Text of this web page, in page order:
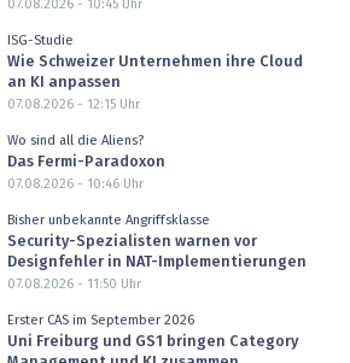
07.08.2026 - 10:45Uhr
ISG-Studie
Wie Schweizer Unternehmen ihre Cloud
an KI anpassen
07.08.2026 - 12:15Uhr
Wo sind all die Aliens?
Das Fermi-Paradoxon
07.08.2026 - 10:46Uhr
Bisher unbekannte Angriffsklasse
Security-Spezialisten warnen vor
Designfehler in NAT-Implementierungen
07.08.2026 - 11:50 Uhr
Erster CAS im September 2026
Uni Freiburg und GS1 bringen Category